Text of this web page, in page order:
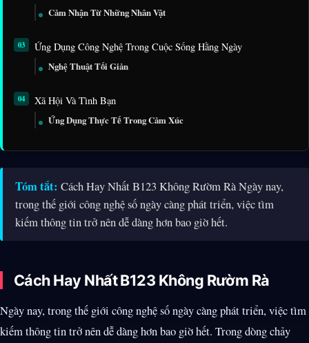
Cảm Nhận Từ Những Nhân Vật
Ứng Dụng Công Nghệ Trong Cuộc Sống Hằng Ngày
Nghệ Thuật Tối Giản
Xã Hội Và Tình Bạn
Ứng Dụng Thực Tế Trong Cảm Xúc
Tóm tắt: Cách Hay Nhất B123 Không Rườm Rà Ngày nay,
trong thế giới công nghệ số ngày càng phát triển, việc tìm
kiếm thông tin trở nên dễ dàng hơn bao giờ hết.
Cách Hay Nhất B123 Không Rườm Rà
Ngày nay, trong thế giới công nghệ số ngày càng phát triển, việc tìm
kiếm thông tin trở nên dễ dàng hơn bao giờ hết. Trong dòng chảy